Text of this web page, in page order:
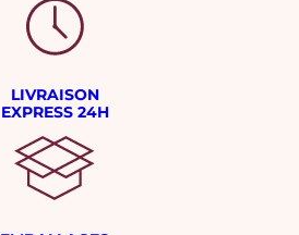
LIVRAISON
EXPRESS 24H